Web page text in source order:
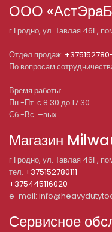
ООО
г.Гродно, ул. Тавлая 46Г,
Отдел продаж: +375152780-
По вопросам
Время работы:
Пн.-Пт. с 8.30 до 17.30
Сб.-Вс. –вых.
Магазин
г.Гродно, ул. Тавлая 46Г,
тел. +375152780111
+375445116020
e-mail:
Сервисное